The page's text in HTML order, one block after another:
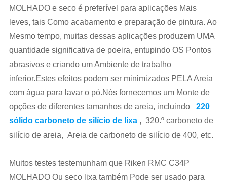
MOLHADO e seco é preferível para aplicações Mais
leves, tais Como acabamento e preparação de pintura. Ao
Mesmo tempo, muitas dessas aplicações produzem UMA
quantidade significativa de poeira, entupindo OS Pontos
abrasivos e criando um Ambiente de trabalho
inferior.Estes efeitos podem ser minimizados PELA Areia
com água para lavar o pó.Nós fornecemos um Monte de
opções de diferentes tamanhos de areia, incluindo
220
sólido carboneto de silício de lixa , 320.º carboneto de
silício de areia, Areia de carboneto de silício de 400, etc.
Muitos testes testemunham que Riken RMC C34P
MOLHADO Ou seco lixa também Pode ser usado para